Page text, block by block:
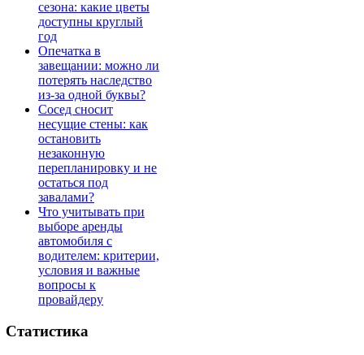
сезона: какие цветы
доступны круглый
год
Опечатка в
завещании: можно ли
потерять наследство
из-за одной буквы?
Сосед сносит
несущие стены: как
остановить
незаконную
перепланировку и не
остаться под
завалами?
Что учитывать при
выборе аренды
автомобиля с
водителем: критерии,
условия и важные
вопросы к
провайдеру
Статистика